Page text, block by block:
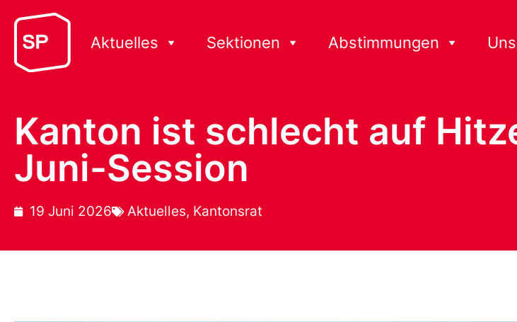
Aktuelles Sektionen Abstimmungen
Kanton ist schlecht auf
Juni-Session
19 Juni 2026 Aktuelles, Kantonsrat